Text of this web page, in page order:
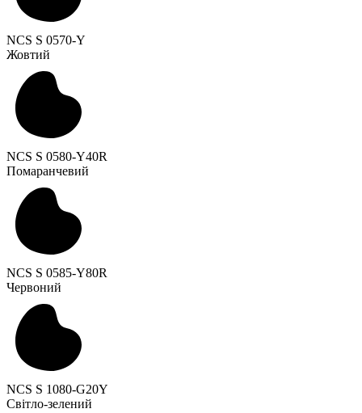
NCS S 0570-Y
Жовтий
NCS S 0580-Y40R
Помаранчевий
NCS S 0585-Y80R
Червоний
NCS S 1080-G20Y
Світло-зелений